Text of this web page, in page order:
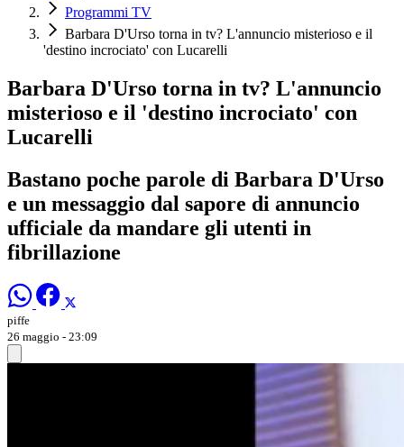
Programmi TV
Barbara D'Urso torna in tv? L'annuncio misterioso e il
'destino incrociato' con Lucarelli
Barbara D'Urso torna in tv? L'annuncio
misterioso e il 'destino incrociato' con
Lucarelli
Bastano poche parole di Barbara D'Urso
e un messaggio dal sapore di annuncio
ufficiale da mandare gli utenti in
fibrillazione
piffe
26 maggio - 23:09